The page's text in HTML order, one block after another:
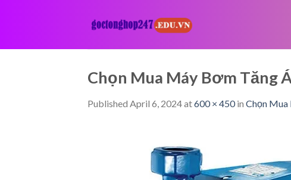
Chọn Mua Máy Bơm Tăng
Published April 6, 2024at600 × 450in Chọn